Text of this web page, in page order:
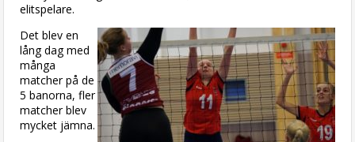
elitspelare.
Det blev en
lång dag med
många
matcher på de
5 banorna, fler
matcher blev
mycket jämna.